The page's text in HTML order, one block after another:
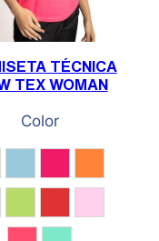
TÉCNICA
TEX WOMAN
Color
CelesteFucsiaNaranja
Pistacho
RojoRosa